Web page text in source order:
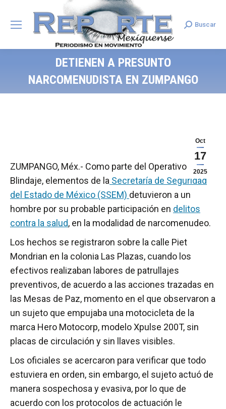
Search:
Buscar
DETIENEN A PRESUNTO
NARCOMENUDISTA EN ZUMPANGO
Oct
17
2025
ZUMPANGO, Méx.- Como parte del Operativo
Blindaje, elementos de la Secretaría de Seguridad
del Estado de México (SSEM) detuvieron a un
hombre por su probable participación en delitos
contra la salud, en la modalidad de narcomenudeo.
Los hechos se registraron sobre la calle Piet
Mondrian en la colonia Las Plazas, cuando los
efectivos realizaban labores de patrullajes
preventivos, de acuerdo a las acciones trazadas en
las Mesas de Paz, momento en el que observaron a
un sujeto que empujaba una motocicleta de la
marca Hero Motocorp, modelo Xpulse 200T, sin
placas de circulación y sin llaves visibles.
Los oficiales se acercaron para verificar que todo
estuviera en orden, sin embargo, el sujeto actuó de
manera sospechosa y evasiva, por lo que de
acuerdo con los protocolos de actuación le